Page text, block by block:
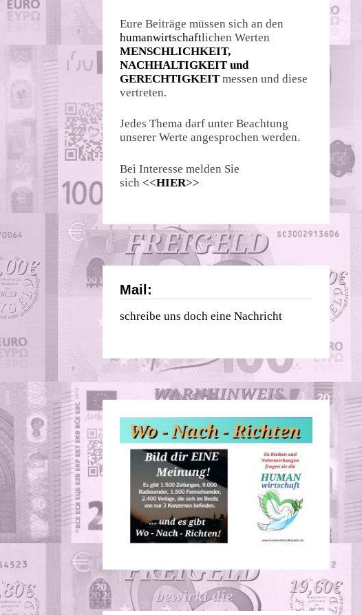
Eure Beiträge müssen sich an den
humanwirtschaftlichen Werten
MENSCHLICHKEIT,
NACHHALTIGKEIT und
GERECHTIGKEIT messen und diese
vertreten.
Jedes Thema darf unter Beachtung
unserer Werte angesprochen werden.
Bei Interesse melden Sie
sich <<HIER>>
Mail:
schreibe uns doch eine Nachricht